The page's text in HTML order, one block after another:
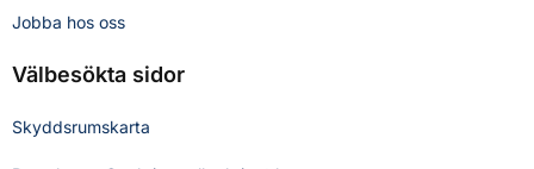
Jobba hos oss
Välbesökta sidor
Skyddsrumskarta